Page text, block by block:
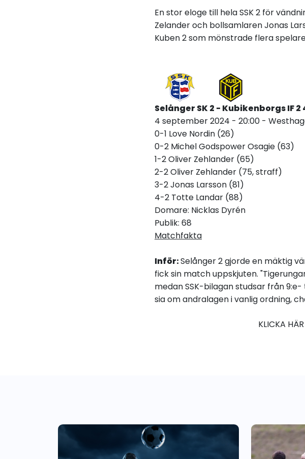
En stor eloge till hela SSK 2 för
Zelander och bollsamlaren Jonas
Kuben 2 som mönstrade flera
Selånger SK 2 - Kubikenborgs IF 2
4 september 2024 - 20:00 -
0-1 Love Nordin (26)
0-2 Michel Godspower Osagie (63)
1-2 Oliver Zehlander (65)
2-2 Oliver Zehlander (75, straff)
3-2 Jonas Larsson (81)
4-2 Totte Landar (88)
Domare: Nicklas Dyrén
Publik: 68
Matchfakta
Inför:Selånger 2 gjorde en mäktig
fick sin match uppskjuten.
medan SSK-bilagan studsar från
sia om andralagen i vanlig ordning,
KLICKA